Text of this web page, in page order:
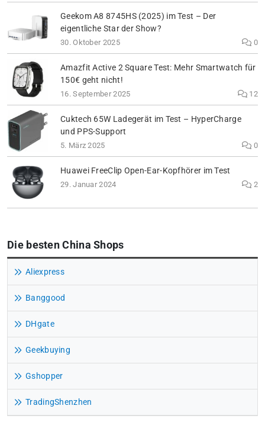
Geekom A8 8745HS (2025) im Test – Der
eigentliche Star der Show?
30. Oktober 2025 0
Amazfit Active 2 Square Test: Mehr Smartwatch für
150€ geht nicht!
16. September 2025 12
Cuktech 65W Ladegerät im Test – HyperCharge
und PPS-Support
5. März 2025 0
Huawei FreeClip Open-Ear-Kopfhörer im Test
29. Januar 2024 2
Die besten China Shops
Aliexpress
Banggood
DHgate
Geekbuying
Gshopper
TradingShenzhen